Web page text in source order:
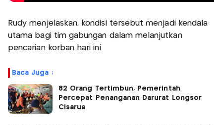
Rudy menjelaskan, kondisi tersebut menjadi kendala
utama bagi tim gabungan dalam melanjutkan
pencarian korban hari ini.
Baca Juga :
82 Orang Tertimbun, Pemerintah
Percepat Penanganan Darurat Longsor
Cisarua